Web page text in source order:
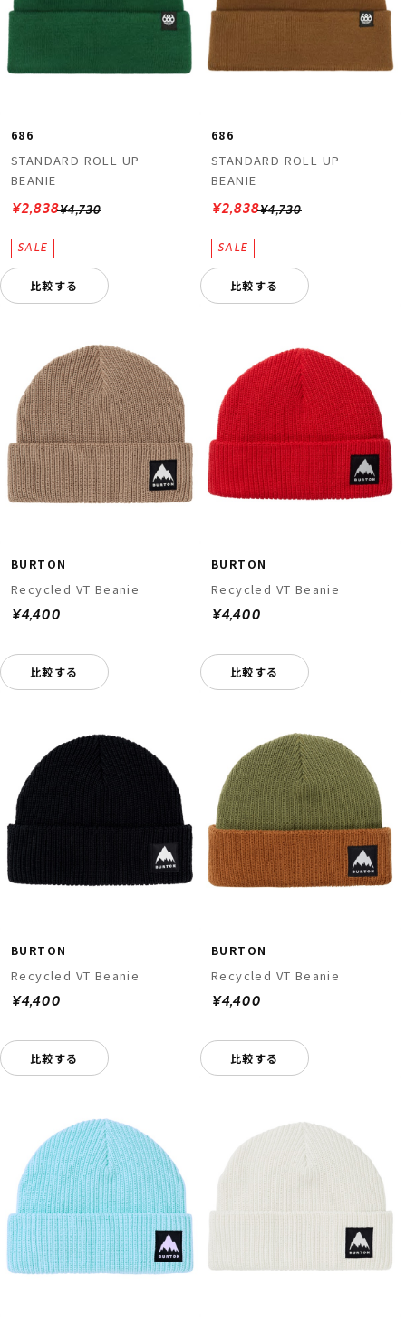
686
STANDARD ROLL UP
BEANIE
¥4,730
¥2,838
比較する
686
STANDARD ROLL UP
BEANIE
¥4,730
¥2,838
比較する
BURTON
Recycled VT Beanie
¥4,400
比較する
BURTON
Recycled VT Beanie
¥4,400
比較する
BURTON
Recycled VT Beanie
¥4,400
比較する
BURTON
Recycled VT Beanie
¥4,400
比較する